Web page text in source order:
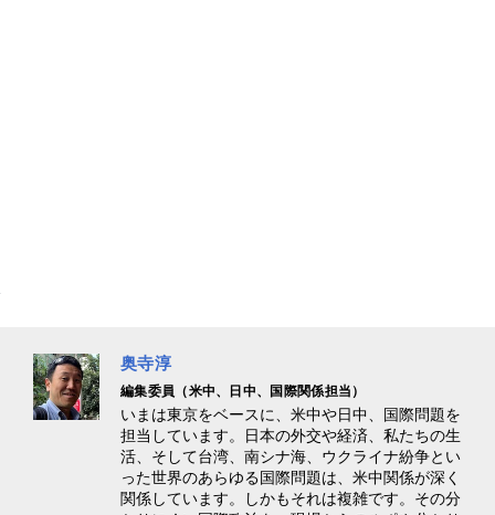
奥寺淳
編集委員（米中、日中、国際関係担当）
いまは東京をベースに、米中や日中、国際問題を
担当しています。日本の外交や経済、私たちの生
活、そして台湾、南シナ海、ウクライナ紛争とい
った世界のあらゆる国際問題は、米中関係が深く
関係しています。しかもそれは複雑です。その分